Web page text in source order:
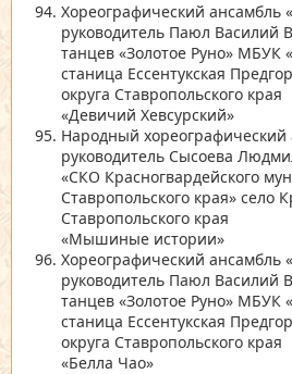
Хореографический ансамбль
руководитель Паюл Василий
танцев «Золотое Руно» МБУК
станица Ессентукская
округа Ставропольского края
«Девичий Хевсурский»
Народный хореографический
руководитель Сысоева
«СКО Красногвардейского
Ставропольского края» село
Ставропольского края
«Мышиные истории»
Хореографический ансамбль
руководитель Паюл Василий
танцев «Золотое Руно» МБУК
станица Ессентукская
округа Ставропольского края
«Белла Чао»